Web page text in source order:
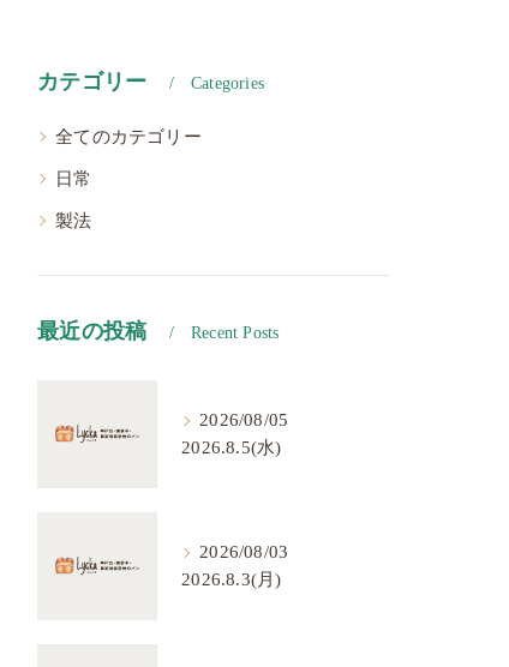
カテゴリー Categories
全てのカテゴリー
日常
製法
最近の投稿 Recent Posts
2026/08/05
2026.8.5(水)
2026/08/03
2026.8.3(月)